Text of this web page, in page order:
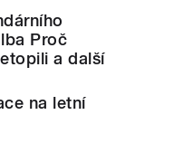
Proč
a další
na letní